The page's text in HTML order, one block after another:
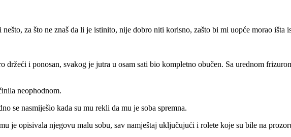
za što ne znaš da li je istinito, nije dobro niti korisno, zašto bi mi uopće morao išta
držeći i ponosan, svakog je jutra u osam sati bio kompletno obučen. Sa urednom
neophodnom.
se nasmiješio kada su mu rekli da mu je soba spremna.
je opisivala njegovu malu sobu, sav namještaj uključujući i rolete koje su bile na